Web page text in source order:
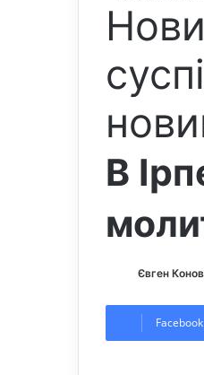
В
Євген
Facebook